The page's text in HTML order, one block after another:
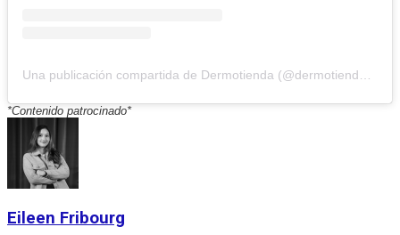
*Contenido patrocinado*
Eileen Fribourg